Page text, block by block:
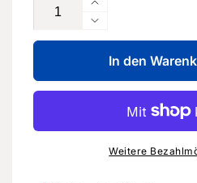
Erhöhe
die
Menge
für
Halter
für
Luftfilter
-
3Q0
Verringere
die
Menge
für
Halter
Luftfilter
In den
Weitere